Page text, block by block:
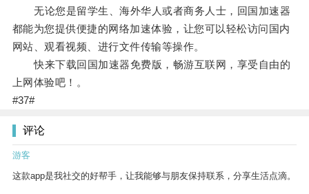
无论您是留学生、海外华人或者商务人士，回国加速器
都能为您提供便捷的网络加速体验，让您可以轻松访问国内
网站、观看视频、进行文件传输等操作。
快来下载回国加速器免费版，畅游互联网，享受自由的
上网体验吧！。
#37#
评论
游客
这款app是我社交的好帮手，让我能够与朋友保持联系，分享生活点滴。